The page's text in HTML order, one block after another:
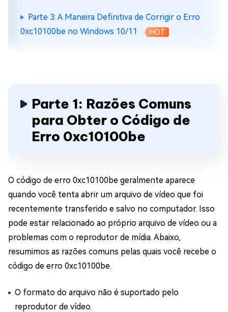
Parte 3: A Maneira Definitiva de Corrigir o Erro
0xc10100be no Windows 10/11
HOT
Parte 1: Razões Comuns
para Obter o Código de
Erro 0xc10100be
O código de erro 0xc10100be geralmente aparece
quando você tenta abrir um arquivo de vídeo que foi
recentemente transferido e salvo no computador. Isso
pode estar relacionado ao próprio arquivo de vídeo ou a
problemas com o reprodutor de mídia. Abaixo,
resumimos as razões comuns pelas quais você recebe o
código de erro 0xc10100be.
O formato do arquivo não é suportado pelo
reprodutor de vídeo.